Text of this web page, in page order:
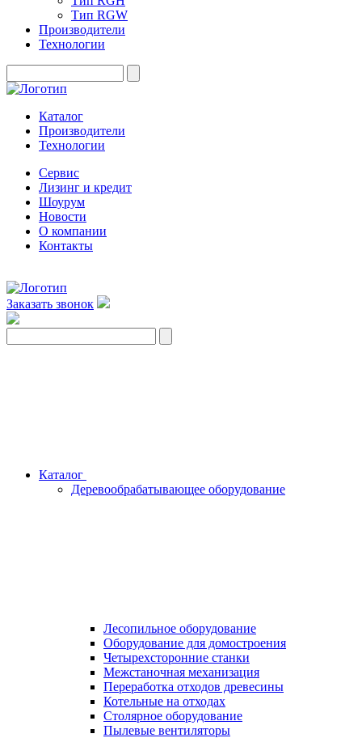
Тип RGW
Производители
Технологии
Каталог
Производители
Технологии
Сервис
Лизинг и кредит
Шоурум
Новости
О компании
Контакты
Заказать звонок
Каталог
Деревообрабатывающее оборудование
Лесопильное оборудование
Оборудование для домостроения
Четырехсторонние станки
Межстаночная механизация
Переработка отходов древесины
Котельные на отходах
Столярное оборудование
Пылевые вентиляторы